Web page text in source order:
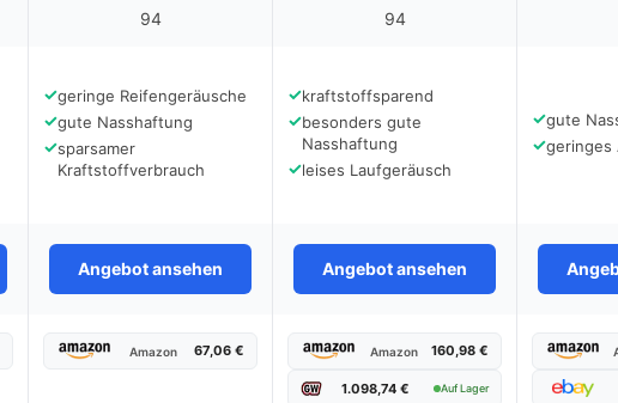
94 94
✓geringe Reifengeräusche
✓gute Nasshaftung
✓sparsamer
Kraftstoffverbrauch
✓kraftstoffsparend
✓besonders gute
Nasshaftung
✓leises Laufgeräusch
✓gute
✓geringes
Angebot ansehen Angebot ansehen
Amazon 67,06 € Amazon 160,98 €
1.098,74 € Auf Lager